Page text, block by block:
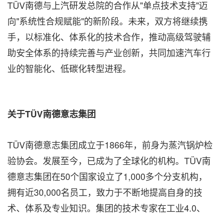
TÜV南德与上汽研发总院的合作从"单点技术支持"迈
向"系统性合规赋能"的新阶段。未来，双方将继续携
手，以标准化、体系化的技术合作，推动高级驾驶辅
助安全体系的持续完善与产业创新，共同加速汽车行
业的智能化、低碳化转型进程。
关于TÜV南德意志集团
TÜV南德意志集团成立于1866年，前身为蒸汽锅炉检
验协会。发展至今，已成为了全球化的机构。 TÜV南
德意志集团在50个国家设立了1,000多个分支机构，
拥有近30,000名员工，致力于不断地提高自身的技
术、体系及专业知识。集团的技术专家在工业4.0、